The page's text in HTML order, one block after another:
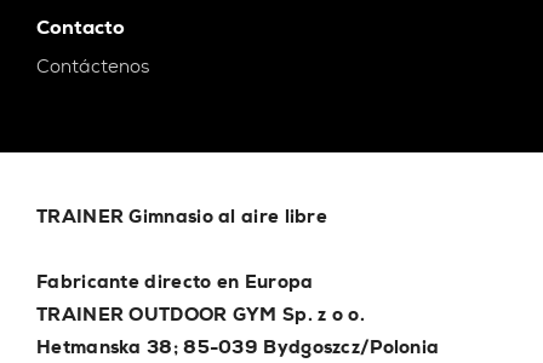
Contacto
Contáctenos
TRAINER Gimnasio al aire libre
Fabricante directo en Europa
TRAINER OUTDOOR GYM Sp. z o o.
Hetmanska 38; 85-039 Bydgoszcz/Polonia